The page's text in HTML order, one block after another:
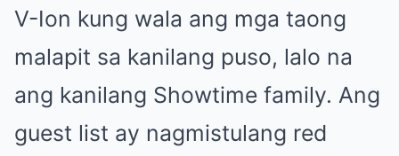
V-Ion kung wala ang mga taong
malapit sa kanilang puso, lalo na
ang kanilang Showtime family. Ang
guest list ay nagmistulang red